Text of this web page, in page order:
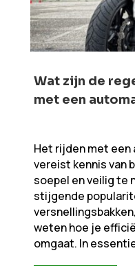
Wat zijn de
met een
Het rijden met een
vereist kennis van
soepel en veilig te
stijgende
weten hoe je
omgaat. In